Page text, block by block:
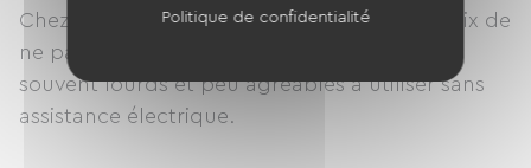
Chez
CYCLE.E.TROTT, nous avons fait le choix de
ne pas proposer de modèles "combinés"
souvent lourds et peu agréables à utiliser sans
assistance électrique.
Politique de confidentialité